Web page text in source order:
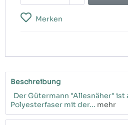
Merken
Beschreibung
Der Gütermann "Allesnäher"
Polyesterfaser mit der... mehr